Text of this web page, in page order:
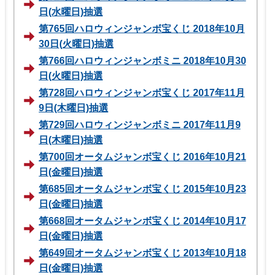
日(水曜日)抽選
第765回ハロウィンジャンボ宝くじ 2018年10月
30日(火曜日)抽選
第766回ハロウィンジャンボミニ 2018年10月30
日(火曜日)抽選
第728回ハロウィンジャンボ宝くじ 2017年11月
9日(木曜日)抽選
第729回ハロウィンジャンボミニ 2017年11月9
日(木曜日)抽選
第700回オータムジャンボ宝くじ 2016年10月21
日(金曜日)抽選
第685回オータムジャンボ宝くじ 2015年10月23
日(金曜日)抽選
第668回オータムジャンボ宝くじ 2014年10月17
日(金曜日)抽選
第649回オータムジャンボ宝くじ 2013年10月18
日(金曜日)抽選